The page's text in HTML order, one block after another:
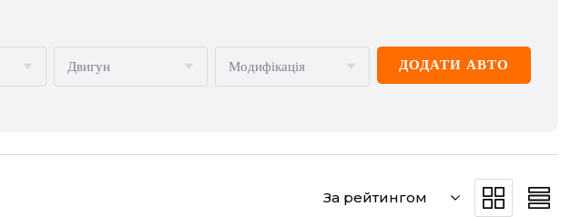
GREAT WALL HAVAL
Двигун Модифікація ДОДАТИ АВТО
За рейтингом